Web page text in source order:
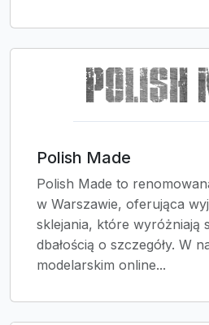
Polish Made
Polish Made to
w Warszawie, oferująca
sklejania, które wyróżniają
dbałością o szczegóły. W
modelarskim online...